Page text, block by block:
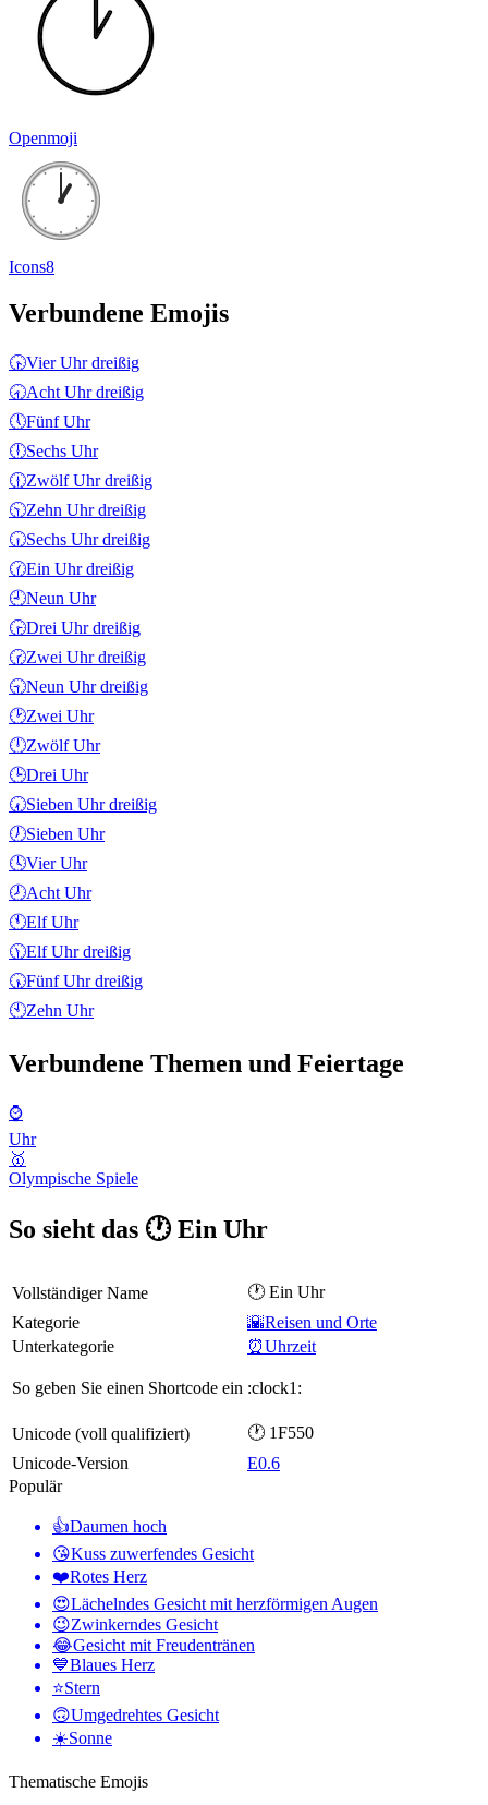
Openmoji
Icons8
Verbundene Emojis
🕟Vier Uhr dreißig
🕣Acht Uhr dreißig
🕔Fünf Uhr
🕕Sechs Uhr
🕧Zwölf Uhr dreißig
🕥Zehn Uhr dreißig
🕡Sechs Uhr dreißig
🕜Ein Uhr dreißig
🕘Neun Uhr
🕞Drei Uhr dreißig
🕝Zwei Uhr dreißig
🕤Neun Uhr dreißig
🕑Zwei Uhr
🕛Zwölf Uhr
🕒Drei Uhr
🕢Sieben Uhr dreißig
🕖Sieben Uhr
🕓Vier Uhr
🕗Acht Uhr
🕚Elf Uhr
🕦Elf Uhr dreißig
🕠Fünf Uhr dreißig
🕙Zehn Uhr
Verbundene Themen und Feiertage
⌚
Uhr
🥇
Olympische Spiele
So sieht das 🕐 Ein Uhr
Vollständiger Name
🕐 Ein Uhr
Kategorie
🌇Reisen und Orte
Unterkategorie
⏰Uhrzeit
So geben Sie einen Shortcode ein :clock1:
Unicode (voll qualifiziert)
🕐 1F550
Unicode-Version
E0.6
Populär
👍Daumen hoch
😘Kuss zuwerfendes Gesicht
❤️Rotes Herz
😍Lächelndes Gesicht mit herzförmigen Augen
😉Zwinkerndes Gesicht
😂Gesicht mit Freudentränen
💙Blaues Herz
⭐Stern
🙃Umgedrehtes Gesicht
☀️Sonne
Thematische Emojis